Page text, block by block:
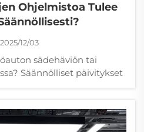
Ohjelmistoa Tulee
2025/12/03
sädehäviön tai
Säännölliset päivitykset
ovat välttämättömiä.